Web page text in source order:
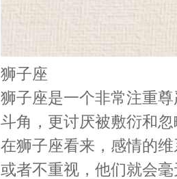
狮子座
狮子座是一个非常注重
斗角，更讨厌被敷衍和
在狮子座看来，感情的
或者不重视，他们就会